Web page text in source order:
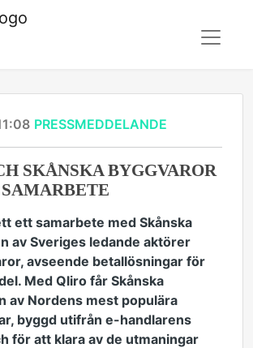
PRESSMEDDELANDE
SKÅNSKA BYGGVAROR
ett samarbete med Skånska
av Sveriges ledande aktörer
avseende betallösningar för
Med Qliro får Skånska
av Nordens mest populära
byggd utifrån e-handlarens
för att klara av de utmaningar